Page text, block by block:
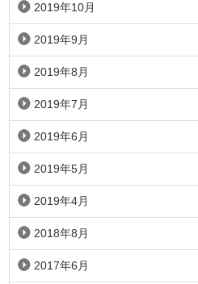
2019年10月
2019年9月
2019年8月
2019年7月
2019年6月
2019年5月
2019年4月
2018年8月
2017年6月